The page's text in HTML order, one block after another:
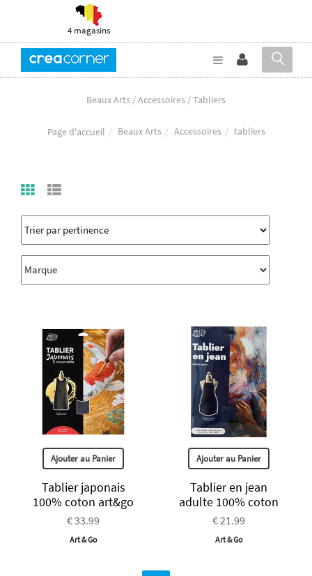
4 magasins
Beaux Arts / Accessoires / Tabliers
Page d'accueil Beaux Arts Accessoires tabliers
Ajouter au Panier
Tablier japonais
100% coton art&go
€ 33.99
Art & Go
Ajouter au Panier
Tablier en jean
adulte 100% coton
€ 21.99
Art & Go